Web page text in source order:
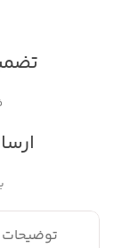
توضیحات